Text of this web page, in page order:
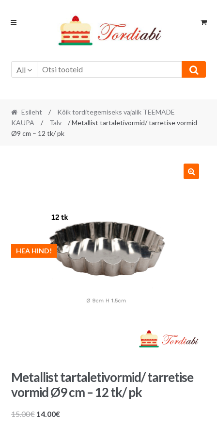
Skip
Skip
All
Esileht /
Kõik torditegemiseks vajalik TEEMADE
KAUPA
/ Talv
/ Metallist tartaletivormid/ tarretise vormid
Ø9 cm – 12 tk/ pk
HEA HIND!
Metallist tartaletivormid/ tarretise
vormid Ø9 cm – 12 tk/ pk
15.00€ Algne
14.00€Praegune